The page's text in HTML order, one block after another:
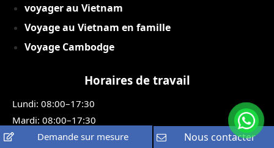
voyager au Vietnam
Voyage au Vietnam en famille
Voyage Cambodge
Horaires de travail
Lundi: 08:00–17:30
Mardi: 08:00–17:30
Mercredi: 08:00–17:30
Demande sur mesure Nous contacter